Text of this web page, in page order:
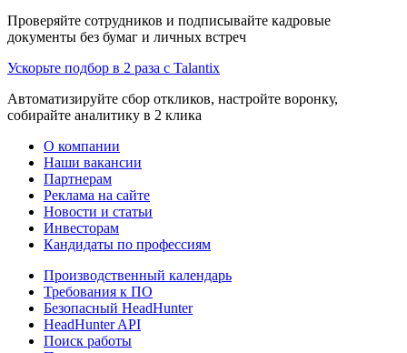
Проверяйте сотрудников и подписывайте кадровые
документы без бумаг и личных встреч
Ускорьте подбор в 2 раза с Talantix
Автоматизируйте сбор откликов, настройте воронку,
собирайте аналитику в 2 клика
О компании
Наши вакансии
Партнерам
Реклама на сайте
Новости и статьи
Инвесторам
Кандидаты по профессиям
Производственный календарь
Требования к ПО
Безопасный HeadHunter
HeadHunter API
Поиск работы